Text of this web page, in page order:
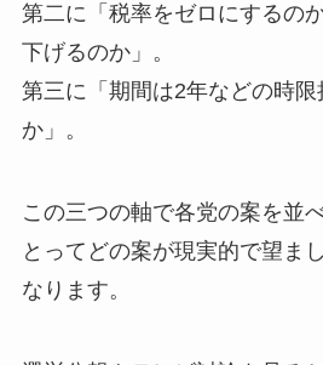
第二に「税率をゼロにするの
下げるのか」。
第三に「期間は2年などの時
か」。
この三つの軸で各党の案を並
とってどの案が現実的で望ま
なります。